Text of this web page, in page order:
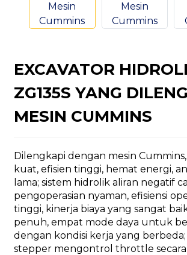
EXCAVATOR
ZG135S YANG
MESIN CUMMINS
Dilengkapi dengan mesin
kuat, efisien tinggi, hemat energi,
lama; sistem hidrolik aliran negatif
pengoperasian nyaman, efisiensi
tinggi, kinerja biaya yang sangat
penuh, empat mode daya untuk
dengan kondisi kerja yang
stepper mengontrol throttle secara